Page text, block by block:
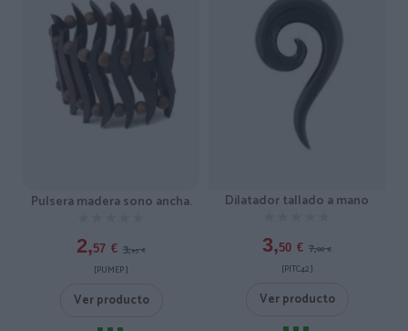
Pulsera madera sono ancha.
2,57 € 3,95 €
[PUMEP ]
Ver producto
Dilatador tallado a mano
3,50 € 7,00 €
[PITC42 ]
Ver producto